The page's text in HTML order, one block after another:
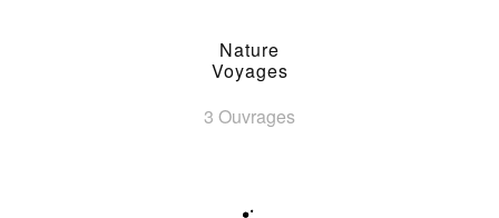
Nature
Voyages
3 Ouvrages